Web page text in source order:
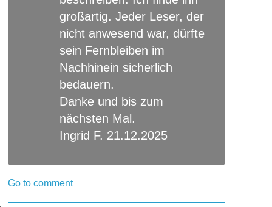
großartig. Jeder Leser, der
nicht anwesend war, dürfte
sein Fernbleiben im
Nachhinein sicherlich
bedauern.
Danke und bis zum
nächsten Mal.
Ingrid F. 21.12.2025
Go to comment